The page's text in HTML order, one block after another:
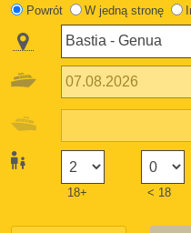
Powrót W jedną stronę
18+ < 18